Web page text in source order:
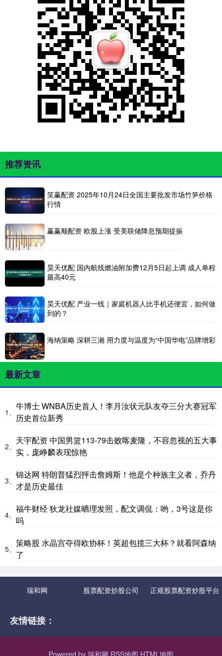
推荐资讯
笑赢配资 2025年10月24日全国主要批发市场竹笋价格
行情
赢赢顺配资 欧股上涨 受美联储降息预期提振
昊天优配 国内航线燃油附加费12月5日起上调 成人单程
最高40元
昊天优配 产业一线｜家庭机器人比手机还便宜，如何做
到的？
海纳策略 深耕三湘 用力度与温度为“中国华电”品牌增彩
最新文章
1、
牛博士 WNBA历史首人！李月汝状元队友夺三分大赛冠军
历史首位新秀
2、
天宇配资 中国男篮113-79击败喀麦隆，不容忽视的五大事
实，庞峥麟表现惊艳
3、
锦达网 特朗普猛烈抨击詹姆斯！他是个种族主义者，乔丹
才是历史最佳
4、
福牛财经 狄龙社媒晒理发照，配文调侃：哟，3号这是你
吗
5、
策略股 水晶宫夺得欧协杯！英超包揽三大杯？就看阿森纳
了
瑞和网 股票配资炒股公司 正规股票配资炒股平台
友情链接：
Powered by 瑞和网 RSS地图 HTML地图